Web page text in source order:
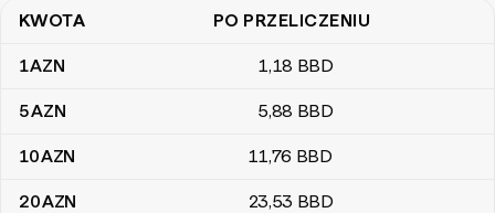
Tabela przeliczeń manata azerskiego na dolara barbadoskiego
KWOTA PO PRZELICZENIU
1AZN 1,18 BBD
5AZN 5,88 BBD
10AZN 11,76 BBD
20AZN 23,53 BBD